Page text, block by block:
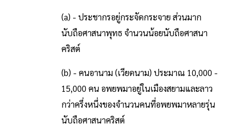
(a) - ประชากรอยู่กระจัดกระจาย ส่วนมาก
นับถือศาสนาพุทธ จำนวนน้อยนับถือศาสนา
คริสต์
(b) - คนอานาม (เวียดนาม) ประมาณ 10,000 -
15,000 คน อพยพมาอยู่ในเมืองสยามและลาว
กว่าครึ่งหนึ่งของจำนวนคนที่อพยพมาหลายรุ่น
นับถือศาสนาคริสต์